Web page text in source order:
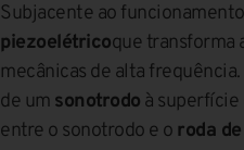
Subjacente ao
piezoelétricoque transforma
mecânicas de alta
de um sonotrodo à superfície
entre o sonotrodo e o roda